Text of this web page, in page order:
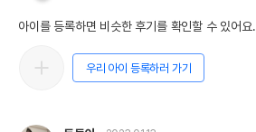
아이를 등록하면 비슷한 후기를 확인할 수 있어요.
우리 아이 등록하러 가기